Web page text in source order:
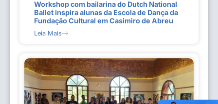
Workshop com bailarina do Dutch National
Ballet inspira alunas da Escola de Dança da
Fundação Cultural em Casimiro de Abreu
Leia Mais